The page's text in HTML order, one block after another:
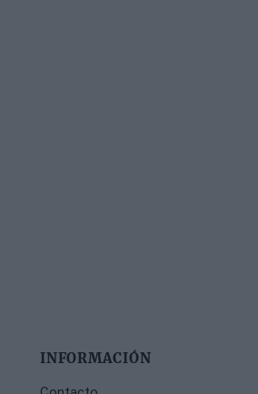
INFORMACIÓN